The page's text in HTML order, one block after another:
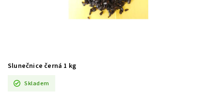
Slunečnice černá 1 kg
Skladem